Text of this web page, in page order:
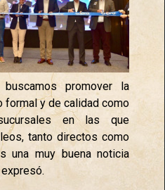
buscamos promover la
formal y de calidad como
en las que
tanto directos como
una muy buena noticia